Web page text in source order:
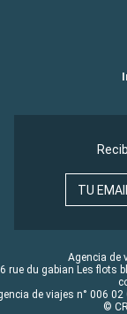
TU
Agencia de
rue du gabian Les flots
de viajes n° 006
©